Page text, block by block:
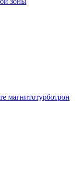
магнитотурботрон